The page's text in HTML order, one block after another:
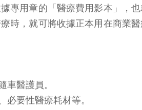
專用章的「醫療費用影本」，
時，就可將收據正本用在商業
車醫護員。
必要性醫療耗材等。